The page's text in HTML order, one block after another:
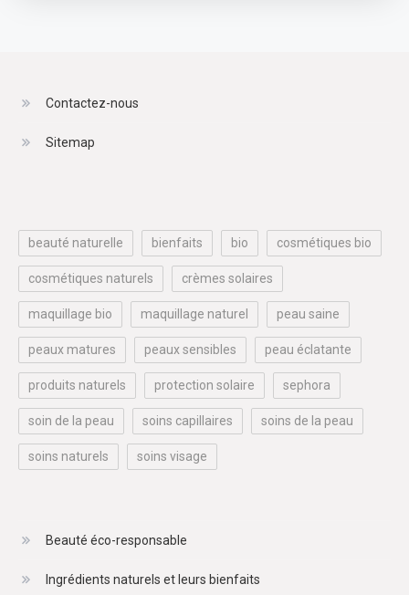
Contactez-nous
Sitemap
beauté naturelle bienfaits bio cosmétiques bio
cosmétiques naturels crèmes solaires
maquillage bio maquillage naturel peau saine
peaux matures peaux sensibles peau éclatante
produits naturels protection solaire sephora
soin de la peau soins capillaires soins de la peau
soins naturels soins visage
Beauté éco-responsable
Ingrédients naturels et leurs bienfaits